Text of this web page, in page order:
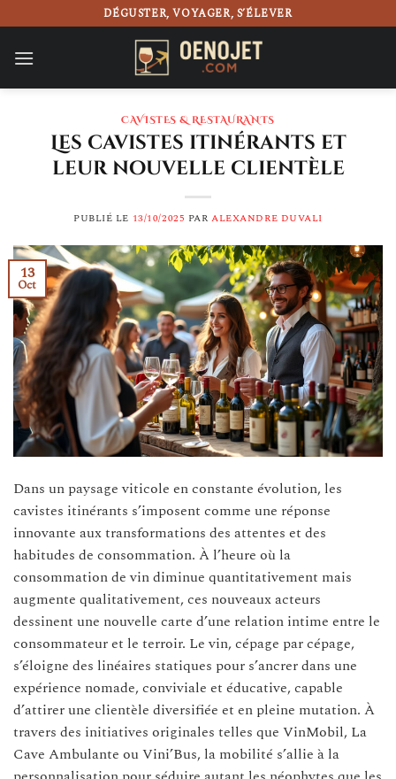
au
contenu
DÉGUSTER, VOYAGER, S’ÉLEVER
CAVISTES & RESTAURANTS
Les cavistes itinérants et
leur nouvelle clientèle
PUBLIÉ LE 13/10/2025 PARALEXANDRE DUVALI
13
Oct
Dans un paysage viticole en constante évolution, les
cavistes itinérants s’imposent comme une réponse
innovante aux transformations des attentes et des
habitudes de consommation. À l’heure où la
consommation de vin diminue quantitativement mais
augmente qualitativement, ces nouveaux acteurs
dessinent une nouvelle carte d’une relation intime entre le
consommateur et le terroir. Le vin, cépage par cépage,
s’éloigne des linéaires statiques pour s’ancrer dans une
expérience nomade, conviviale et éducative, capable
d’attirer une clientèle diversifiée et en pleine mutation. À
travers des initiatives originales telles que VinMobil, La
Cave Ambulante ou Vini’Bus, la mobilité s’allie à la